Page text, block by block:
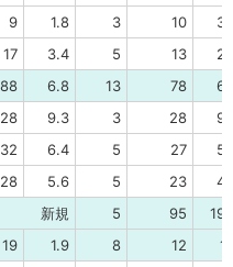
9 1.8 3 10
17 3.4 5 13
88 6.8 13 78
28 9.3 3 28
32 6.4 5 27
28 5.6 5 23
新規 5 95
19 1.9 8 12